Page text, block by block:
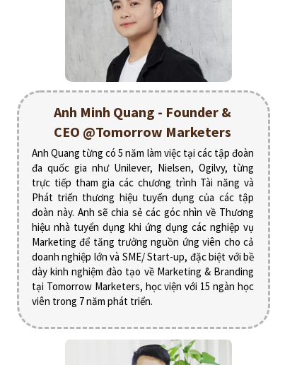
Anh Quang từng có 5 năm làm việc tại các tập đoàn
đa quốc gia như Unilever, Nielsen, Ogilvy, từng
trực tiếp tham gia các chương trình Tài năng và
Phát triển thương hiệu tuyển dụng của các tập
đoàn này. Anh sẽ chia sẻ các góc nhìn về Thương
hiệu nhà tuyển dụng khi ứng dụng các nghiệp vụ
Marketing để tăng trưởng nguồn ứng viên cho cả
doanh nghiệp lớn và SME/ Start-up, đặc biệt với bề
dày kinh nghiệm đào tạo về Marketing & Branding
tại Tomorrow Marketers, học viện với 15 ngàn học
viên trong 7 năm phát triển.
Anh Minh Quang - Founder &
CEO @Tomorrow Marketers